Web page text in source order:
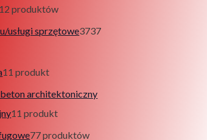
12 produktów
usługi sprzętowe3737
11 produkt
architektoniczny
11 produkt
77 produktów